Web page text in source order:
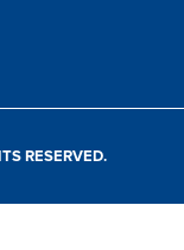
RESERVED.